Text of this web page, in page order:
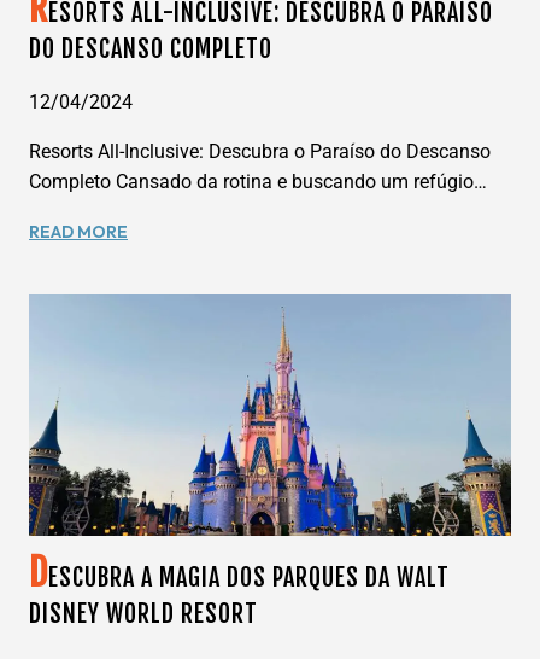
ESORTS ALL-INCLUSIVE: DESCUBRA O PARAÍSO
DO DESCANSO COMPLETO
12/04/2024
Resorts All-Inclusive: Descubra o Paraíso do Descanso
Completo Cansado da rotina e buscando um refúgio…
READ MORE
COMPLETO
DESCUBRA A MAGIA DOS PARQUES DA WALT
DISNEY WORLD RESORT